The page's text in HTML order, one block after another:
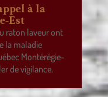
à la
Est
raton laveur ont
la maladie
Montérégie-
de vigilance.